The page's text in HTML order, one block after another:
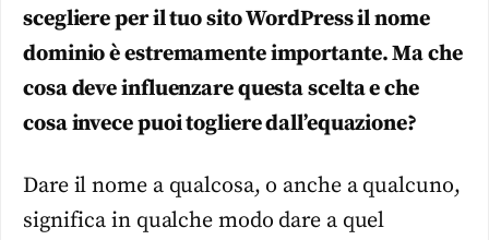
scegliere per il tuo sito WordPress il nome
dominio è estremamente importante. Ma che
cosa deve influenzare questa scelta e che
cosa invece puoi togliere dall’equazione?
Dare il nome a qualcosa, o anche a qualcuno,
significa in qualche modo dare a quel